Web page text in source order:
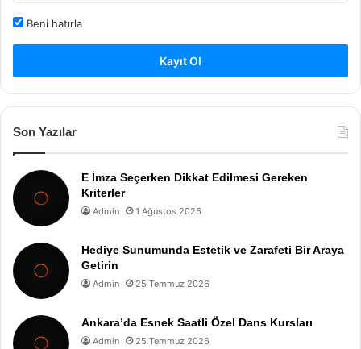
Beni hatırla
Kayıt Ol
Son Yazılar
E İmza Seçerken Dikkat Edilmesi Gereken
Kriterler
Admin 1 Ağustos 2026
Hediye Sunumunda Estetik ve Zarafeti Bir Araya
Getirin
Admin 25 Temmuz 2026
Ankara’da Esnek Saatli Özel Dans Kursları
Admin 25 Temmuz 2026